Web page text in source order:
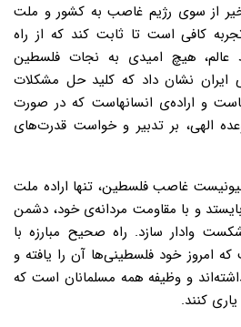
از سوی رژیم غاصب به کشور و ملت
کافی است تا ثابت کند که از راه
هیچ امیدی به نجات فلسطین
ایران نشان داد که کلید حل مشکلات
و اراده‌ی انسانهاست که در صورت
الهی، بر تدبیر و خواست قدرت‌های
غاصب فلسطین، تنها اراده ملت
و با مقاومت مردانه‌ی خود، دشمن
وادار سازد. راه صحیح مبارزه با
خود فلسطینی‌ها آن را یافته و
و وظیفه همه مسلمانان است که
کنند.